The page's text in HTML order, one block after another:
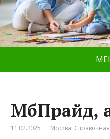
МбПрайд,
11.02.2025 Москва, Справочная